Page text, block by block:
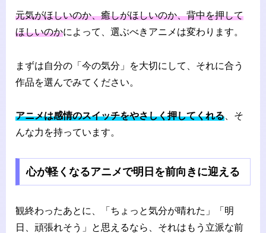
元気がほしいのか、癒しがほしいのか、背中を押して
ほしいのかによって、選ぶべきアニメは変わります。
まずは自分の「今の気分」を大切にして、それに合う
作品を選んでみてください。
アニメは感情のスイッチをやさしく押してくれる 、そ
んな力を持っています。
心が軽くなるアニメで明日を前向きに迎える
観終わったあとに、「ちょっと気分が晴れた」「明
日、頑張れそう」と思えるなら、それはもう立派な前